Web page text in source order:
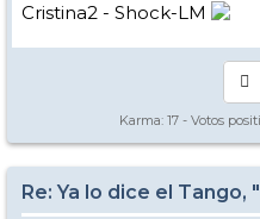
Cristina2 - Shock-LM
Karma: 17 - Votos
Re: Ya lo dice el Tango,